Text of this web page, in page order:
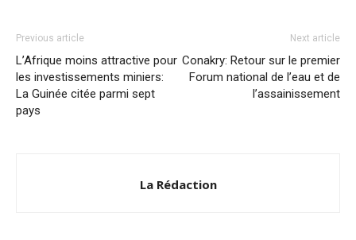
Previous article
L’Afrique moins attractive pour
les investissements miniers:
La Guinée citée parmi sept
pays
Next article
Conakry: Retour sur le premier
Forum national de l’eau et de
l’assainissement
La Rédaction